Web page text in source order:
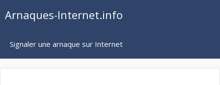
auArnaques-Internet.info
Signaler une arnaque sur Internet